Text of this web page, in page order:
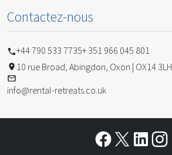
Contactez-nous
+44 790 533 7735+ 351 966 045 801
10 rue Broad, Abingdon, Oxon | OX14 3LH
info@rental-retreats.co.uk